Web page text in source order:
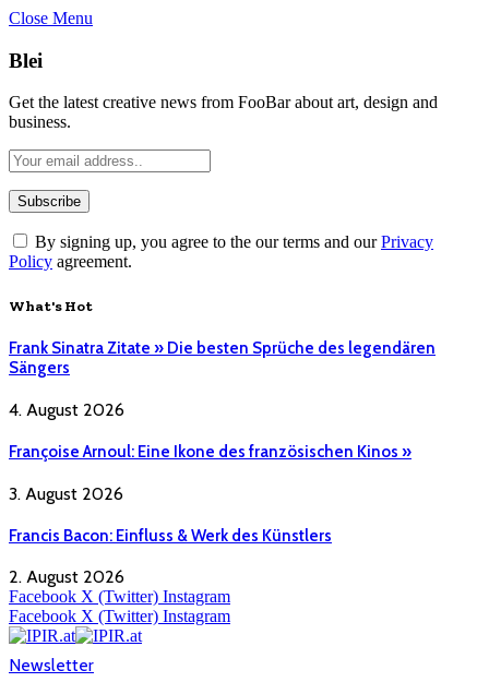
Close Menu
Blei
Get the latest creative news from FooBar about art, design and
business.
By signing up, you agree to the our terms and ourPrivacy
Policy agreement.
What's Hot
Frank Sinatra Zitate » Die besten Sprüche des legendären
Sängers
4. August 2026
Françoise Arnoul: Eine Ikone des französischen Kinos »
3. August 2026
Francis Bacon: Einfluss & Werk des Künstlers
2. August 2026
Facebook X (Twitter) Instagram
Facebook X (Twitter) Instagram
Newsletter